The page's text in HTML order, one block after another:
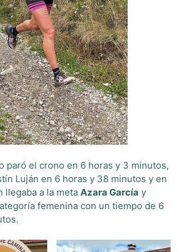
paró el crono en 6 horas y 3 minutos,
Luján en 6 horas y 38 minutos y en
llegaba a la meta Azara García y
femenina con un tiempo de 6